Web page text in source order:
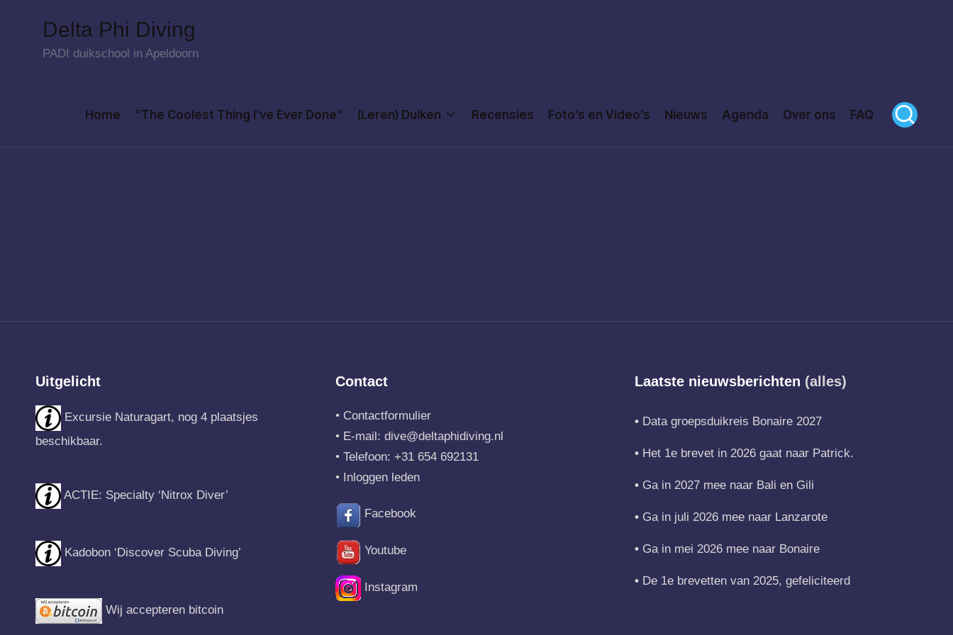
Delta Phi Diving
PADI duikschool in Apeldoorn
Home “The Coolest Thing I’ve Ever Done” (Leren) Duiken Recensies Foto’s en Video’s Nieuws Agenda Over ons FAQ
Uitgelicht
Excursie Naturagart, nog 4 plaatsjes
beschikbaar.
ACTIE: Specialty ‘Nitrox Diver’
Kadobon ‘Discover Scuba Diving’
Wij accepteren bitcoin
Contact
• Contactformulier
• E-mail: dive@deltaphidiving.nl
• Telefoon: +31 654 692131
• Inloggen leden
Facebook
Youtube
Instagram
Laatste nieuwsberichten (alles)
Data groepsduikreis Bonaire 2027
Het 1e brevet in 2026 gaat naar Patrick.
Ga in 2027 mee naar Bali en Gili
Ga in juli 2026 mee naar Lanzarote
Ga in mei 2026 mee naar Bonaire
De 1e brevetten van 2025, gefeliciteerd